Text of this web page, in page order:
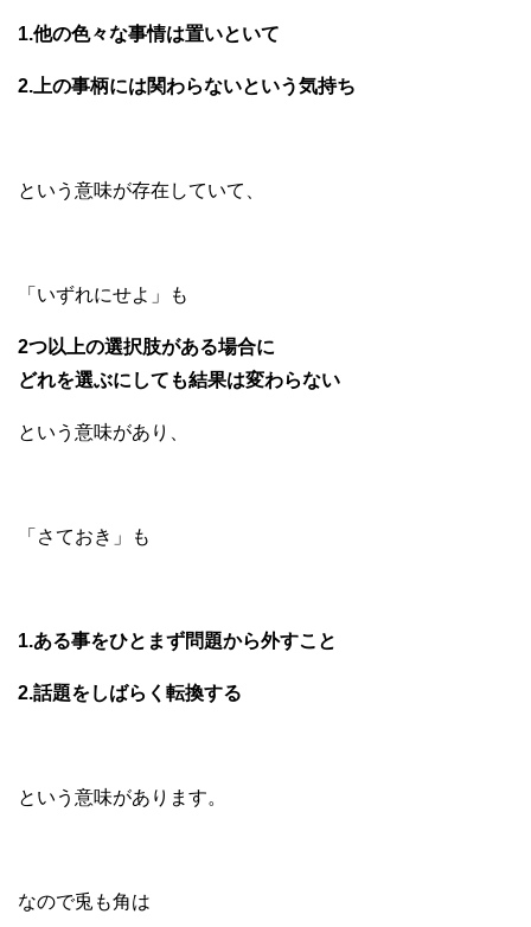
1.他の色々な事情は置いといて
2.上の事柄には関わらないという気持ち
という意味が存在していて、
「いずれにせよ」も
2つ以上の選択肢がある場合に
どれを選ぶにしても結果は変わらない
という意味があり、
「さておき」も
1.ある事をひとまず問題から外すこと
2.話題をしばらく転換する
という意味があります。
なので兎も角は